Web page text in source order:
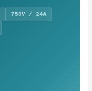
750V / 24A